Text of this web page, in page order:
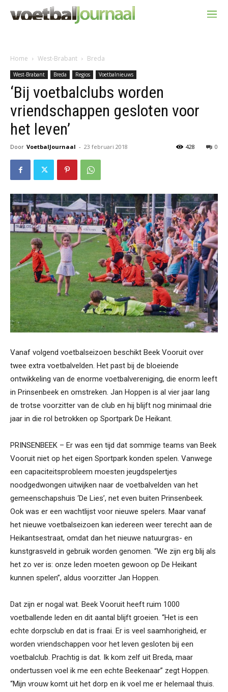
Home West-Brabant Breda
West-Brabant Breda Regios Voetbalnieuws
‘Bij voetbalclubs worden
vriendschappen gesloten voor
het leven’
Door VoetbalJournaal - 23 februari 2018 0
428
Vanaf volgend voetbalseizoen beschikt Beek Vooruit over
twee extra voetbalvelden. Het past bij de bloeiende
ontwikkeling van de enorme voetbalvereniging, die enorm leeft
in Prinsenbeek en omstreken. Jan Hoppen is al vier jaar lang
de trotse voorzitter van de club en hij blijft nog minimaal drie
jaar in die rol betrokken op Sportpark De Heikant.
PRINSENBEEK – Er was een tijd dat sommige teams van Beek
Vooruit niet op het eigen Sportpark konden spelen. Vanwege
een capaciteitsprobleem moesten jeugdspelertjes
noodgedwongen uitwijken naar de voetbalvelden van het
gemeenschapshuis ‘De Lies’, net even buiten Prinsenbeek.
Ook was er een wachtlijst voor nieuwe spelers. Maar vanaf
het nieuwe voetbalseizoen kan iedereen weer terecht aan de
Heikantsestraat, omdat dan het nieuwe natuurgras- en
kunstgrasveld in gebruik worden genomen. “We zijn erg blij als
het zo ver is: onze leden moeten gewoon op De Heikant
kunnen spelen”, aldus voorzitter Jan Hoppen.
Dat zijn er nogal wat. Beek Vooruit heeft ruim 1000
voetballende leden en dit aantal blijft groeien. “Het is een
echte dorpsclub en dat is fraai. Er is veel saamhorigheid, er
worden vriendschappen voor het leven gesloten bij een
voetbalclub. Prachtig is dat. Ik kom zelf uit Breda, maar
ondertussen voel ik me een echte Beekenaar” zegt Hoppen.
“Mijn vrouw komt uit het dorp en ik voel me er helemaal thuis.